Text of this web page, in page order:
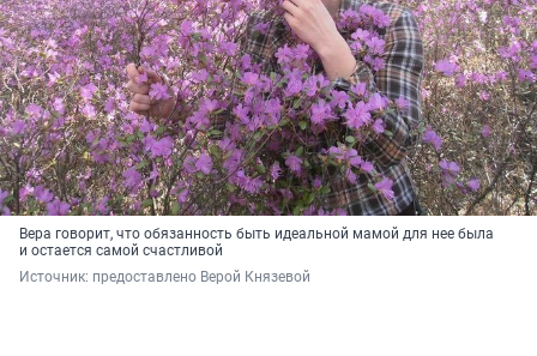
Вера говорит, что обязанность быть идеальной мамой для нее была
и остается самой счастливой
Источник: предоставлено Верой Князевой